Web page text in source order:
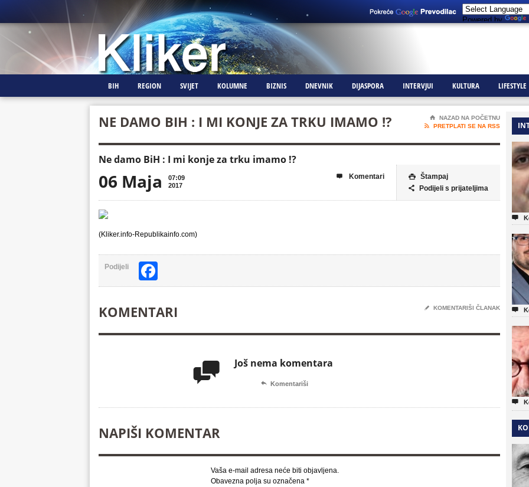
Powered by
BIH REGION SVIJET KOLUMNE BIZNIS DNEVNIK DIJASPORA INTERVJUI KULTURA LIFESTYLE
NE DAMO BIH : I MI KONJE ZA TRKU IMAMO !? ⌂
NAZAD NA POČETNU

PRETPLATI SE NA RSS
Ne damo BiH : I mi konje za trku imamo !?
06 Maja
07:09
2017
 Štampaj
 Podijeli s prijateljima
 Komentari
(Kliker.info-Republikainfo.com)
Podijeli
KOMENTARI ✎ KOMENTARIŠI ČLANAK
 Još nema komentara
 Komentariši
NAPIŠI KOMENTAR
Vaša e-mail adresa neće biti objavljena.
Obavezna polja su označena *


